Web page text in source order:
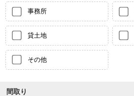
事務所
貸土地
その他
間取り